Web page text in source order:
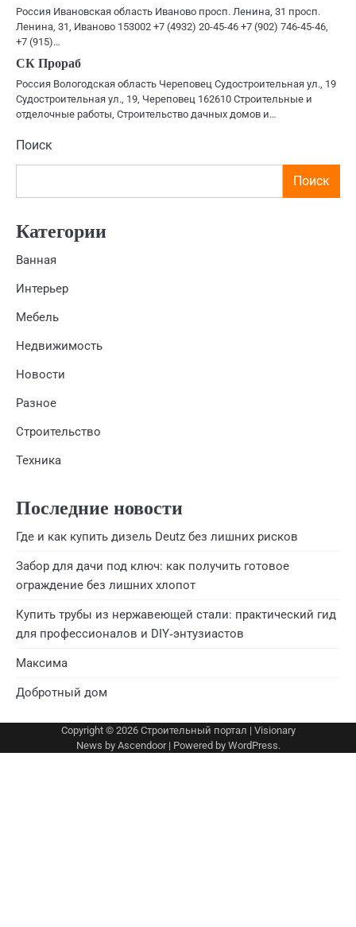
Россия Ивановская область Иваново просп. Ленина, 31 просп.
Ленина, 31, Иваново 153002 +7 (4932) 20-45-46 +7 (902) 746-45-46,
+7 (915)…
СК Прораб
Россия Вологодская область Череповец Судостроительная ул., 19
Судостроительная ул., 19, Череповец 162610 Строительные и
отделочные работы, Строительство дачных домов и…
Поиск
Поиск
Категории
Ванная
Интерьер
Мебель
Недвижимость
Новости
Разное
Строительство
Техника
Последние новости
Где и как купить дизель Deutz без лишних рисков
Забор для дачи под ключ: как получить готовое
ограждение без лишних хлопот
Купить трубы из нержавеющей стали: практический гид
для профессионалов и DIY‑энтузиастов
Максима
Добротный дом
Copyright © 2026 Строительный портал | Visionary
News by Ascendoor| Powered by WordPress.